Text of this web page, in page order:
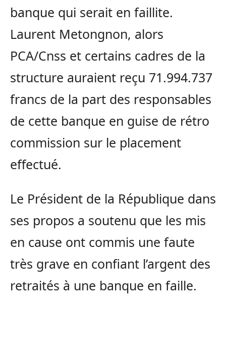
banque qui serait en faillite.
Laurent Metongnon, alors
PCA/Cnss et certains cadres de la
structure auraient reçu 71.994.737
francs de la part des responsables
de cette banque en guise de rétro
commission sur le placement
effectué.
Le Président de la République dans
ses propos a soutenu que les mis
en cause ont commis une faute
très grave en confiant l’argent des
retraités à une banque en faille.